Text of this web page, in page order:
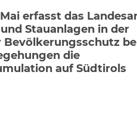
erfasst das
Stauanlagen in der
die
auf Südtirols